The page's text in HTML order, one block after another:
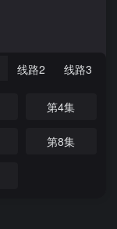
线路2 线路3
第4集
第8集